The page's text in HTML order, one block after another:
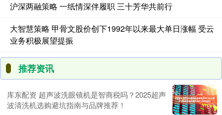
沪深两融策略 一纸情深伴履职 三十芳华共前行
大智慧策略 甲骨文股价创下1992年以来最大单日涨幅 受云
业务积极展望提振
推荐资讯
库东配资 超声波洗眼镜机是智商税吗？2025超声
波清洗机选购避坑指南与品牌推荐！